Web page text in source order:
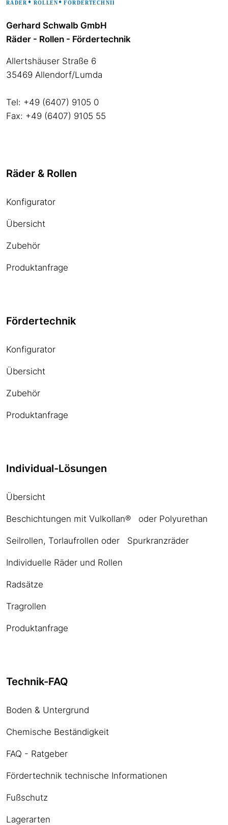
Gerhard Schwalb GmbH
Räder - Rollen - Fördertechnik
Allertshäuser Straße 6
35469 Allendorf/Lumda
Tel: +49 (6407) 9105 0
Fax: +49 (6407) 9105 55
Räder & Rollen
Konfigurator
Übersicht
Zubehör
Produktanfrage
Fördertechnik
Konfigurator
Übersicht
Zubehör
Produktanfrage
Individual-Lösungen
Übersicht
Beschichtungen mit Vulkollan® oder Polyurethan
Seilrollen, Torlaufrollen oder Spurkranzräder
Individuelle Räder und Rollen
Radsätze
Tragrollen
Produktanfrage
Technik-FAQ
Boden & Untergrund
Chemische Beständigkeit
FAQ - Ratgeber
Fördertechnik technische Informationen
Fußschutz
Lagerarten